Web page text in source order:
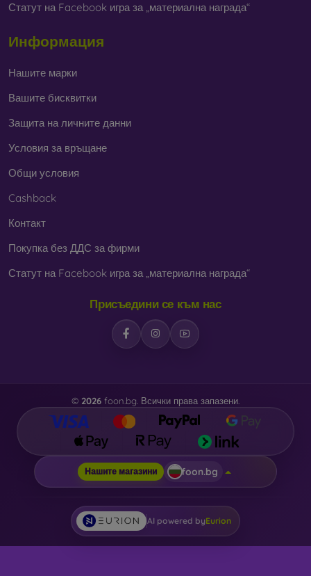
Статут на Facebook игра за „материална награда“
Информация
Нашите марки
Вашите бисквитки
Защита на личните данни
Условия за връщане
Общи условия
Cashback
Контакт
Покупка без ДДС за фирми
Статут на Facebook игра за „материална награда“
Присъедини се към нас
© 2026 foon.bg. Всички права запазени.
Нашите магазини foon.bg
AI powered byEurion